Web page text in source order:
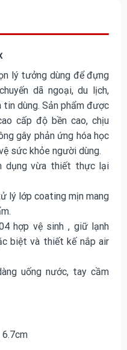
lý tưởng dùng để đựng
dã ngoại, du lịch,
dùng. Sản phẩm được
cấp độ bền cao, chịu
gây phản ứng hóa học
sức khỏe người dùng.
dụng vừa thiết thực lại
lý lớp coating mịn mang
hợp vệ sinh , giữ lạnh
biệt và thiết kế nắp air
uống nước, tay cầm